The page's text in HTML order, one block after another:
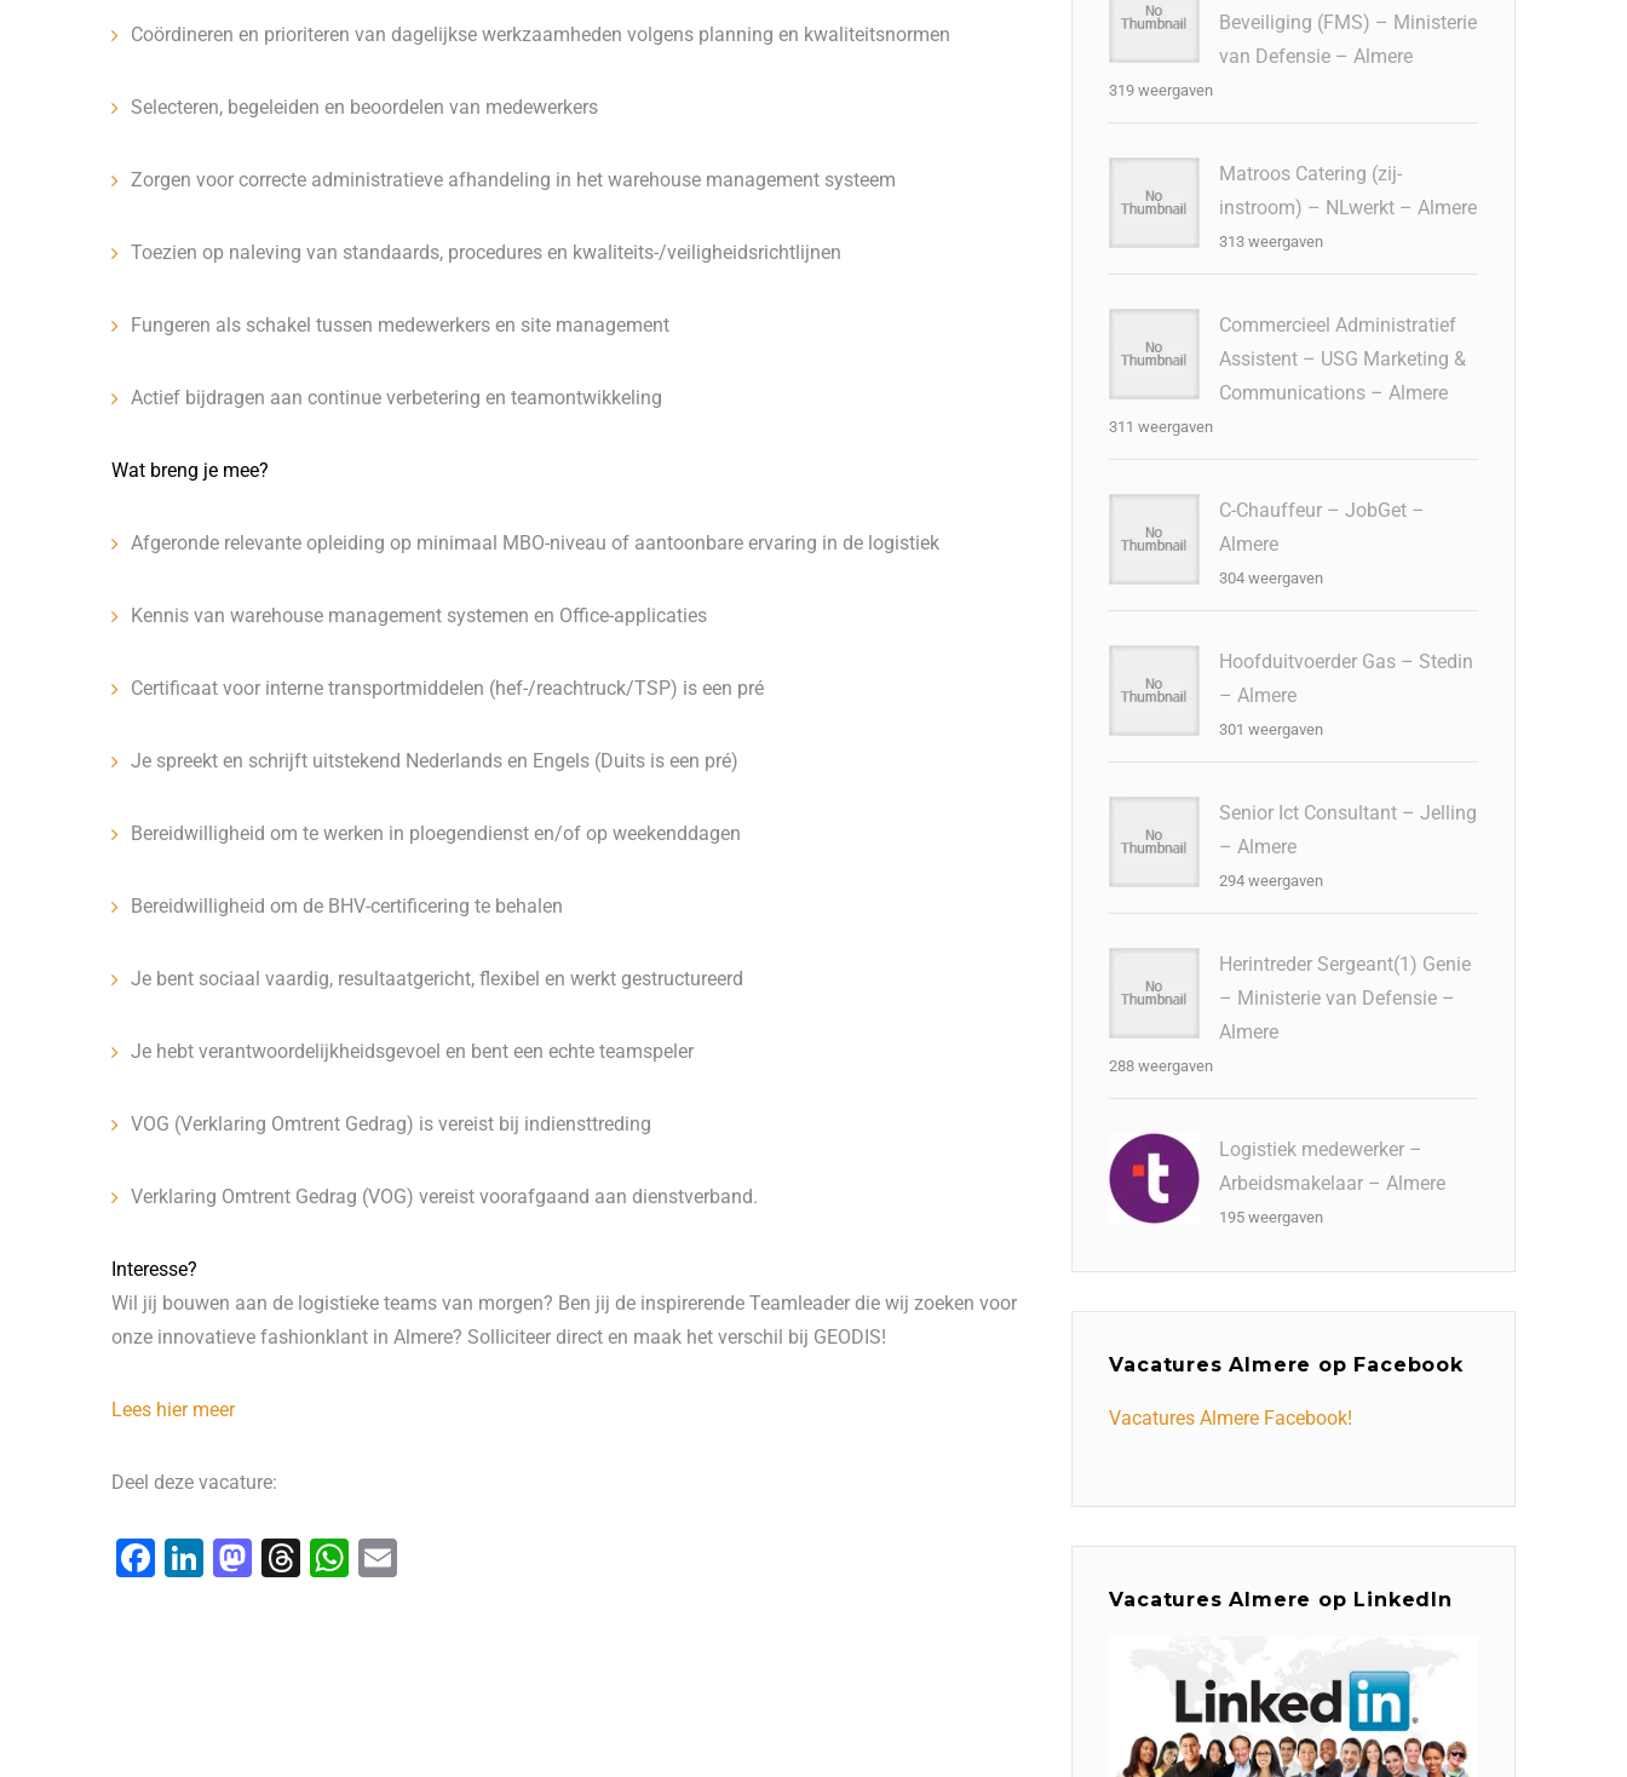
Coördineren en prioriteren van dagelijkse werkzaamheden volgens planning en kwaliteitsnormen
Selecteren, begeleiden en beoordelen van medewerkers
Zorgen voor correcte administratieve afhandeling in het warehouse management systeem
Toezien op naleving van standaards, procedures en kwaliteits-/veiligheidsrichtlijnen
Fungeren als schakel tussen medewerkers en site management
Actief bijdragen aan continue verbetering en teamontwikkeling
Wat breng je mee?
Afgeronde relevante opleiding op minimaal MBO-niveau of aantoonbare ervaring in de logistiek
Kennis van warehouse management systemen en Office-applicaties
Certificaat voor interne transportmiddelen (hef-/reachtruck/TSP) is een pré
Je spreekt en schrijft uitstekend Nederlands en Engels (Duits is een pré)
Bereidwilligheid om te werken in ploegendienst en/of op weekenddagen
Bereidwilligheid om de BHV-certificering te behalen
Je bent sociaal vaardig, resultaatgericht, flexibel en werkt gestructureerd
Je hebt verantwoordelijkheidsgevoel en bent een echte teamspeler
VOG (Verklaring Omtrent Gedrag) is vereist bij indiensttreding
Verklaring Omtrent Gedrag (VOG) vereist voorafgaand aan dienstverband.
Interesse?
Wil jij bouwen aan de logistieke teams van morgen? Ben jij de inspirerende Teamleader die wij zoeken voor
onze innovatieve fashionklant in Almere? Solliciteer direct en maak het verschil bij GEODIS!
Lees hier meer
Deel deze vacature:
F
Li
M T
W
Beveiliging (FMS) – Ministerie
van Defensie – Almere
319 weergaven
Matroos Catering (zij-
instroom) – NLwerkt – Almere
313 weergaven
Commercieel Administratief
Assistent – USG Marketing &
Communications – Almere
311 weergaven
C-Chauffeur – JobGet –
Almere
304 weergaven
Hoofduitvoerder Gas – Stedin
– Almere
301 weergaven
Senior Ict Consultant – Jelling
– Almere
294 weergaven
Herintreder Sergeant(1) Genie
– Ministerie van Defensie –
Almere
288 weergaven
Logistiek medewerker –
Arbeidsmakelaar – Almere
195 weergaven
Vacatures Almere op Facebook
Vacatures Almere Facebook!
Vacatures Almere op LinkedIn